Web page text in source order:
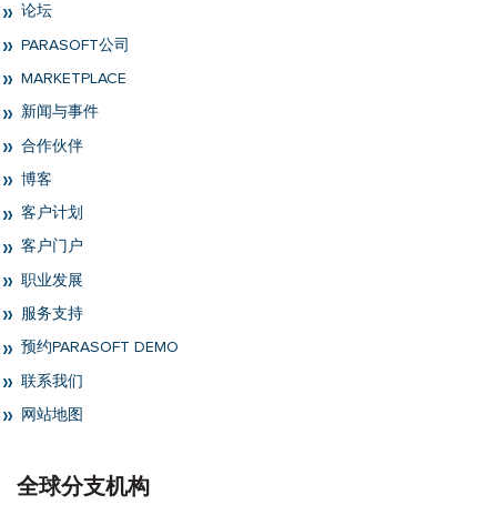
论坛
PARASOFT公司
MARKETPLACE
新闻与事件
合作伙伴
博客
客户计划
客户门户
职业发展
服务支持
预约PARASOFT DEMO
联系我们
网站地图
全球分支机构